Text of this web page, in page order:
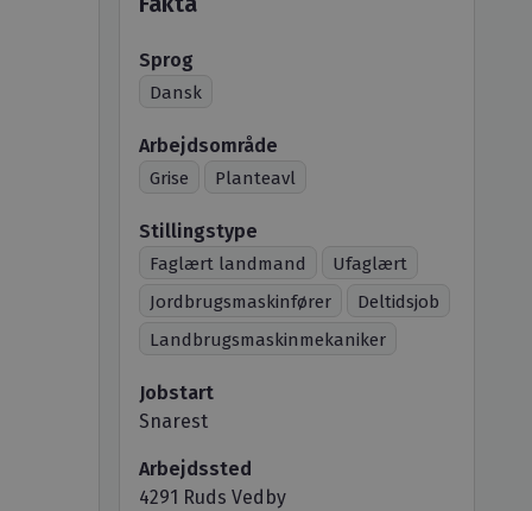
Arbejdsområde
Grise Planteavl
Stillingstype
Faglært landmand
Ufaglært
Jordbrugsmaskinfører
Deltidsjob
Landbrugsmaskinmekaniker
Sprog
Dansk
Arbejdssted
4291 Ruds Vedby
Jobstart
Snarest